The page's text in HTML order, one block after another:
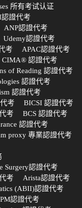
所有考试认证
認證代考
ANP認證代考
Udemy認證代考
考
APAC認證代考
CIMA® 認證代考
of Reading 認證代考
認證代考
認證代考
考
BICSI 認證代考
考
BCS 認證代考
認證代考
proxy 專業認證代考
Surgery認證代考
考
Arista認證代考
(ABII)認證代考
認證代考